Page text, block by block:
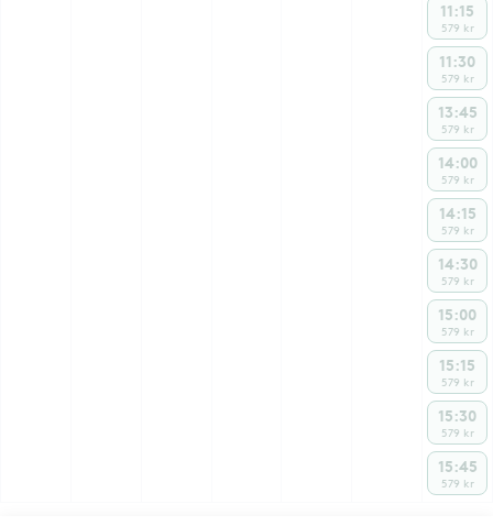
11:15
579 kr
11:30
579 kr
13:45
579 kr
14:00
579 kr
14:15
579 kr
14:30
579 kr
15:00
579 kr
15:15
579 kr
15:30
579 kr
15:45
579 kr